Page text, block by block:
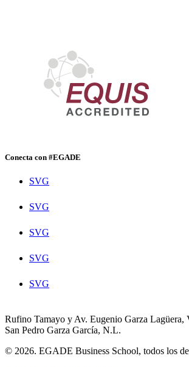
Conecta con #EGADE
SVG
SVG
SVG
SVG
SVG
Rufino Tamayo y Av. Eugenio Garza Lagüera,
San Pedro Garza García, N.L.
© 2026. EGADE Business School, todos los